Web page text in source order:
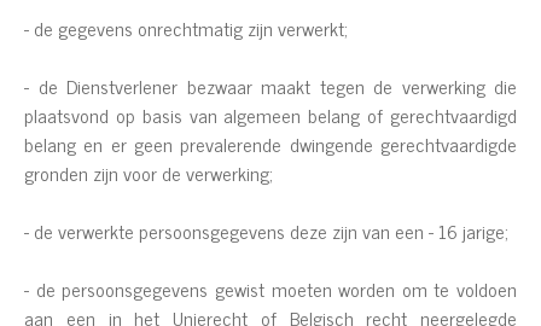
- de gegevens onrechtmatig zijn verwerkt;
- de Dienstverlener bezwaar maakt tegen de verwerking die
plaatsvond op basis van algemeen belang of gerechtvaardigd
belang en er geen prevalerende dwingende gerechtvaardigde
gronden zijn voor de verwerking;
- de verwerkte persoonsgegevens deze zijn van een - 16 jarige;
- de persoonsgegevens gewist moeten worden om te voldoen
aan een in het Unierecht of Belgisch recht neergelegde